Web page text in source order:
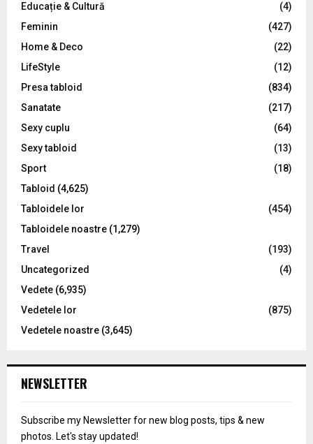
Educație & Cultură
(4)
Feminin
(427)
Home & Deco
(22)
LifeStyle
(12)
Presa tabloid
(834)
Sanatate
(217)
Sexy cuplu
(64)
Sexy tabloid
(13)
Sport
(18)
Tabloid (4,625)
Tabloidele lor
(454)
Tabloidele noastre (1,279)
Travel
(193)
Uncategorized
(4)
Vedete (6,935)
Vedetele lor
(875)
Vedetele noastre (3,645)
NEWSLETTER
Subscribe my Newsletter for new blog posts, tips & new
photos. Let's stay updated!